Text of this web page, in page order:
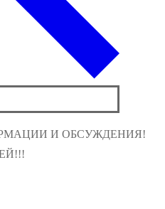
И ОБСУЖДЕНИЯ!